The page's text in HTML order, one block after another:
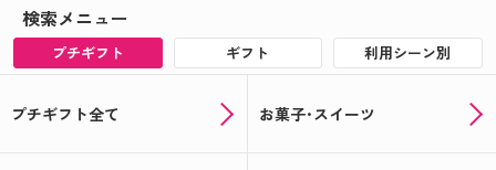
検索メニュー
プチギフト ギフト 利用シーン別
プチギフト全て お菓子･スイーツ